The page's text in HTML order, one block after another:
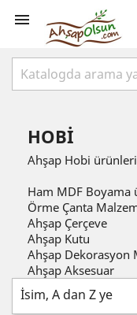

HOBI
Ahşap Hobi
Ham MDF Boyama
Örme Çanta
Ahşap Çerçeve
Ahşap Kutu
Ahşap Dekorasyon
Ahşap Aksesuar
İsim, A dan Z ye